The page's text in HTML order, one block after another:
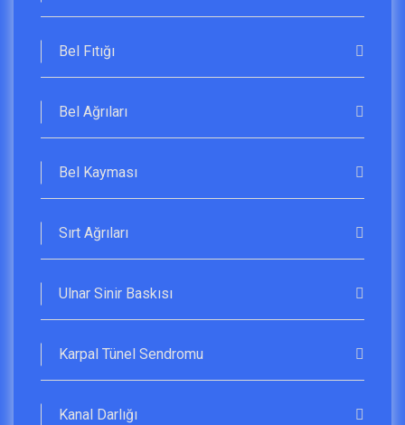
Bel Fıtığı
Bel Ağrıları
Bel Kayması
Sırt Ağrıları
Ulnar Sinir Baskısı
Karpal Tünel Sendromu
Kanal Darlığı